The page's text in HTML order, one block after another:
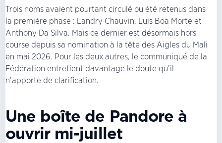
Trois noms avaient pourtant circulé ou été retenus dans
la première phase : Landry Chauvin, Luis Boa Morte et
Anthony Da Silva. Mais ce dernier est désormais hors
course depuis sa nomination à la tête des Aigles du Mali
en mai 2026. Pour les deux autres, le communiqué de la
Fédération entretient davantage le doute qu’il
n’apporte de clarification.
Une boîte de Pandore à
ouvrir mi-juillet